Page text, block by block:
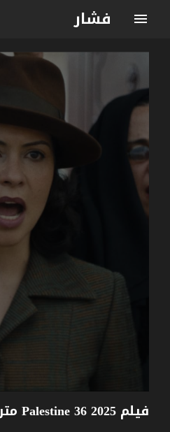
فشار
فيلم Palestine 36 2025 مترجم